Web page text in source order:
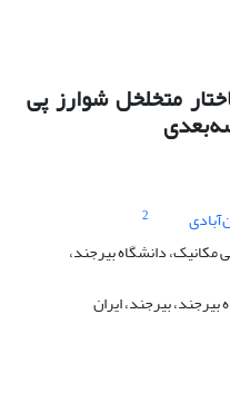
متخلخل شوارز پی
2
دانشگاه بیرجند،
بیرجند، ایران